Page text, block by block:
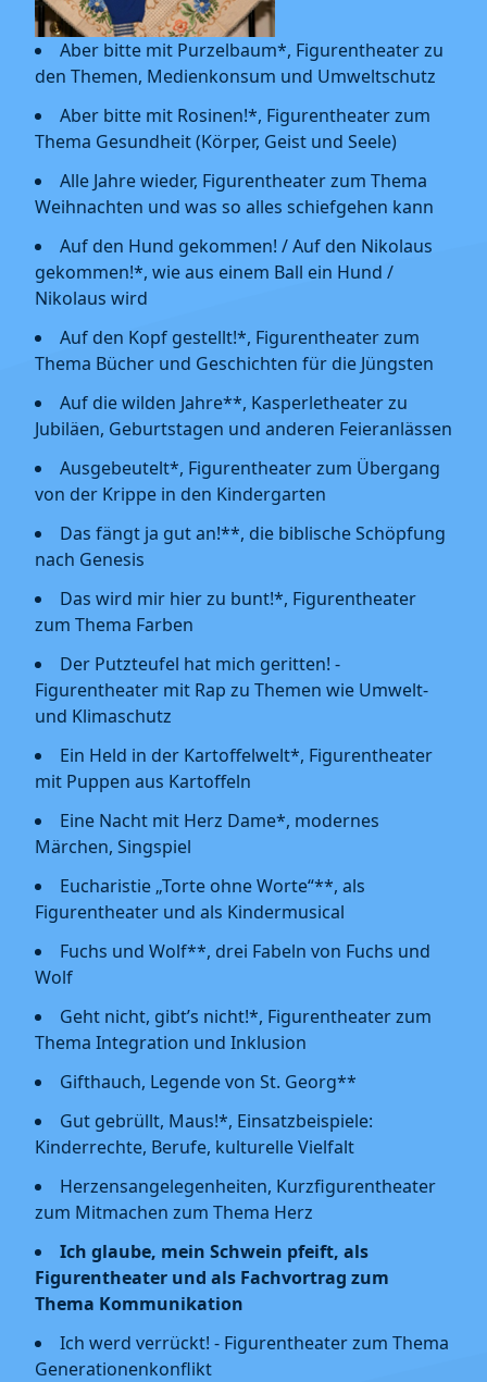
Aber bitte mit Purzelbaum*, Figurentheater zu
den Themen, Medienkonsum und Umweltschutz
Aber bitte mit Rosinen!*, Figurentheater zum
Thema Gesundheit (Körper, Geist und Seele)
Alle Jahre wieder, Figurentheater zum Thema
Weihnachten und was so alles schiefgehen kann
Auf den Hund gekommen! / Auf den Nikolaus
gekommen!*, wie aus einem Ball ein Hund /
Nikolaus wird
Auf den Kopf gestellt!*, Figurentheater zum
Thema Bücher und Geschichten für die Jüngsten
Auf die wilden Jahre**, Kasperletheater zu
Jubiläen, Geburtstagen und anderen Feieranlässen
Ausgebeutelt*, Figurentheater zum Übergang
von der Krippe in den Kindergarten
Das fängt ja gut an!**, die biblische Schöpfung
nach Genesis
Das wird mir hier zu bunt!*, Figurentheater
zum Thema Farben
Der Putzteufel hat mich geritten! -
Figurentheater mit Rap zu Themen wie Umwelt-
und Klimaschutz
Ein Held in der Kartoffelwelt*, Figurentheater
mit Puppen aus Kartoffeln
Eine Nacht mit Herz Dame*, modernes
Märchen, Singspiel
Eucharistie „Torte ohne Worte“**, als
Figurentheater und als Kindermusical
Fuchs und Wolf**, drei Fabeln von Fuchs und
Wolf
Geht nicht, gibt’s nicht!*, Figurentheater zum
Thema Integration und Inklusion
Gifthauch, Legende von St. Georg**
Gut gebrüllt, Maus!*, Einsatzbeispiele:
Kinderrechte, Berufe, kulturelle Vielfalt
Herzensangelegenheiten, Kurzfigurentheater
zum Mitmachen zum Thema Herz
Ich glaube, mein Schwein pfeift, als
Figurentheater und als Fachvortrag zum
Thema Kommunikation
Ich werd verrückt! - Figurentheater zum Thema
Generationenkonflikt